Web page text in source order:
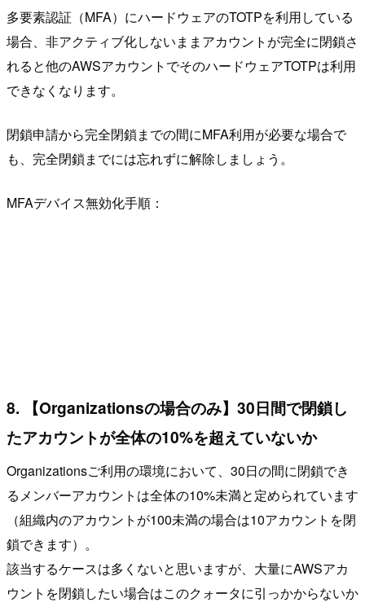
多要素認証（MFA）にハードウェアのTOTPを利用している
場合、非アクティブ化しないままアカウントが完全に閉鎖さ
れると他のAWSアカウントでそのハードウェアTOTPは利用
できなくなります。
閉鎖申請から完全閉鎖までの間にMFA利用が必要な場合で
も、完全閉鎖までには忘れずに解除しましょう。
MFAデバイス無効化手順：
8. 【Organizationsの場合のみ】30日間で閉鎖し
たアカウントが全体の10%を超えていないか
Organizationsご利用の環境において、30日の間に閉鎖でき
るメンバーアカウントは全体の10%未満と定められています
（組織内のアカウントが100未満の場合は10アカウントを閉
鎖できます）。
該当するケースは多くないと思いますが、大量にAWSアカ
ウントを閉鎖したい場合はこのクォータに引っかからないか